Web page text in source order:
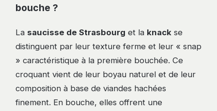
bouche ?
La saucisse de Strasbourg et la knack se
distinguent par leur texture ferme et leur « snap
» caractéristique à la première bouchée. Ce
croquant vient de leur boyau naturel et de leur
composition à base de viandes hachées
finement. En bouche, elles offrent une